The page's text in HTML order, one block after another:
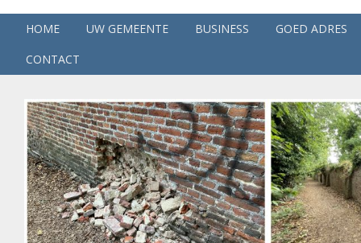
HOME UW GEMEENTE BUSINESS
GOED ADRES
CONTACT